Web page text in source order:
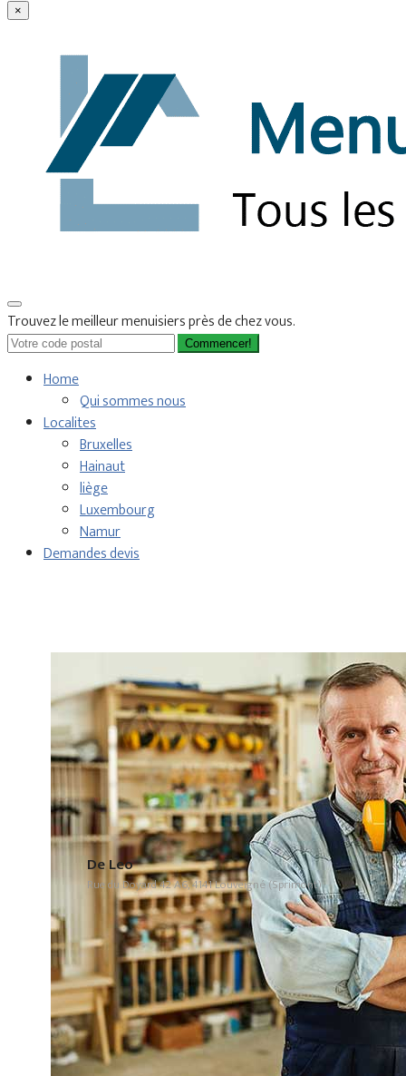
×
Trouvez le meilleur menuisiers près de chez vous.
Commencer!
Home
Qui sommes nous
Localites
Bruxelles
Hainaut
liège
Luxembourg
Namur
Demandes devis
De Leo
Rue du Doyard 42 A6, 4141 Louveigné (Sprimont)